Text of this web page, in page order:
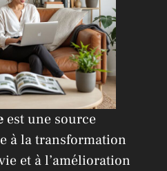
est une source
à la transformation
et à l’amélioration